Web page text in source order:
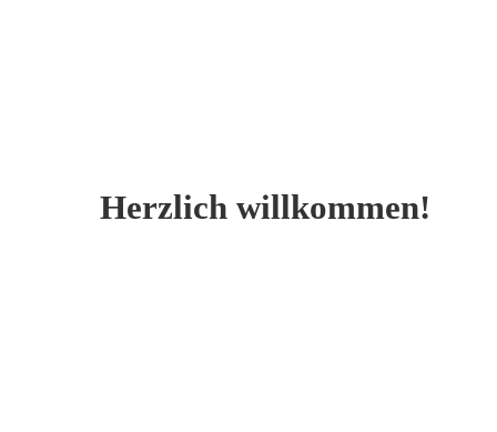
Herzlich willkommen!